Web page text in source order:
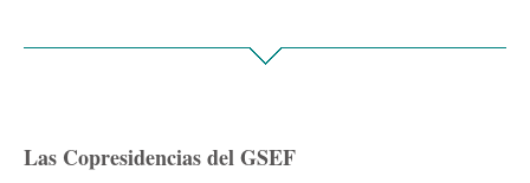
Las Copresidencias del GSEF